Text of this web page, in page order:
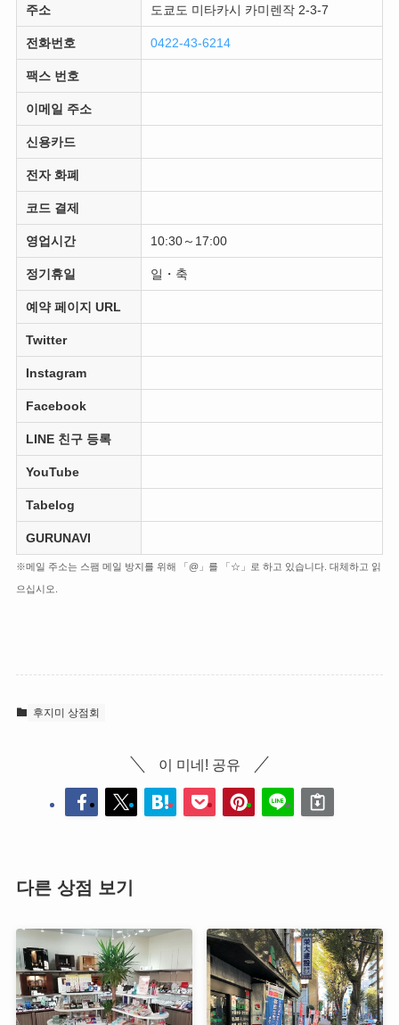
주소 도쿄도 미타카시 카미렌작 2-3-7
전화번호 0422-43-6214
팩스 번호
이메일 주소
신용카드
전자 화폐
코드 결제
영업시간 10:30～17:00
정기휴일 일・축
예약 페이지 URL
Twitter
Instagram
Facebook
LINE 친구 등록
YouTube
Tabelog
GURUNAVI
※메일 주소는 스팸 메일 방지를 위해 「@」를 「☆」로 하고 있습니다. 대체하고 읽
으십시오.
후지미 상점회
이 미네! 공유
다른 상점 보기